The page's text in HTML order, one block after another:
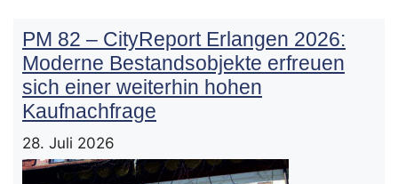
PM 82 – CityReport Erlangen 2026:
Moderne Bestandsobjekte erfreuen
sich einer weiterhin hohen
Kaufnachfrage
28. Juli 2026